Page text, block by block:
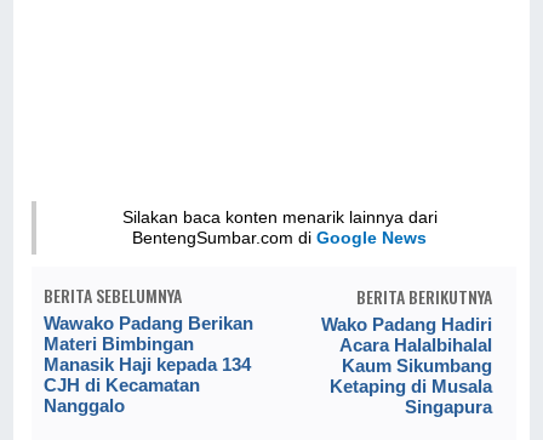
Silakan baca konten menarik lainnya dari
BentengSumbar.com diGoogle News
BERITA SEBELUMNYA
Wawako Padang Berikan
Materi Bimbingan
Manasik Haji kepada 134
CJH di Kecamatan
Nanggalo
BERITA BERIKUTNYA
Wako Padang Hadiri
Acara Halalbihalal
Kaum Sikumbang
Ketaping di Musala
Singapura